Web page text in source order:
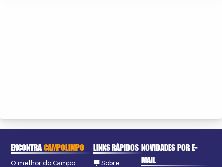
ENCONTRACAMPOLIMPO
O melhor do Campo
LINKS RÁPIDOS
Sobre
NOVIDADES POR E-
MAIL